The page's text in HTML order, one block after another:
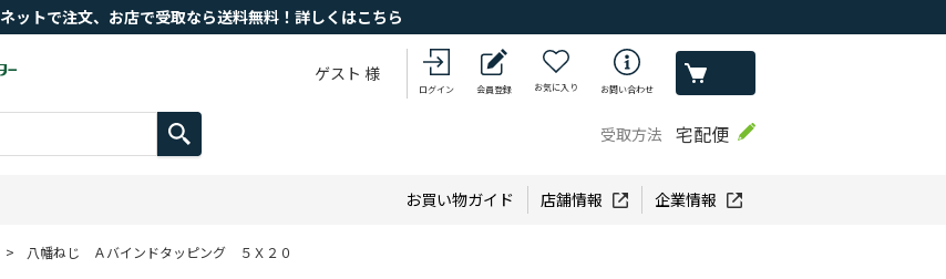
ネットで注文、お店で受取なら送料無料！詳しくはこちら
ゲスト 様
ログイン 会員登録 お気に入り お問い合わせ
受取方法 宅配便
お買い物ガイド 店舗情報 企業情報
> 八幡ねじ Ａバインドタッピング ５Ｘ２０